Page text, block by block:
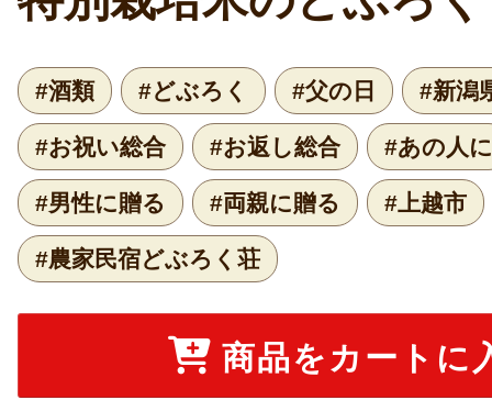
#酒類 #どぶろく #父の日 #新潟
#お祝い総合 #お返し総合 #あの人に
#男性に贈る #両親に贈る #上越市
#農家民宿どぶろく荘
商品をカートに